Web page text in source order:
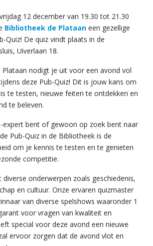
12 december van 19.30 tot 21.30
Bibliotheek de Plataan een gezellige
Quiz! De quiz vindt plaats in de
Uiverlaan 18.
Plataan nodigt je uit voor een avond vol
deze Pub-Quiz! Dit is jouw kans om
te testen, nieuwe feiten te ontdekken en
te beleven.
expert bent of gewoon op zoek bent naar
Pub-Quiz in de Bibliotheek is de
om je kennis te testen en te genieten
competitie.
diverse onderwerpen zoals geschiedenis,
en cultuur. Onze ervaren quizmaster
van diverse spelshows waaronder 1
voor vragen van kwaliteit en
special voor deze avond een nieuwe
ervoor zorgen dat de avond vlot en